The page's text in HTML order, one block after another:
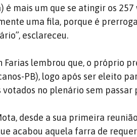
é mais um que se atingir os
uma fila, porque é
esclareceu.
Farias lembrou que, o próprio
PB), logo após ser eleito
no plenário sem passar
desde a sua primeira
acabou aquela farra de